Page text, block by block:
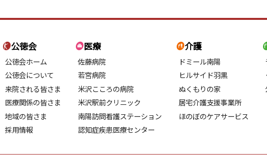
公徳会
公徳会ホーム
公徳会について
来院される皆さま
医療関係の皆さま
地域の皆さま
採用情報
医療
佐藤病院
若宮病院
米沢こころの病院
米沢駅前クリニック
南陽訪問看護ステーション
認知症疾患医療センター
介護
ドミール南陽
ヒルサイド羽黒
ぬくもりの家
居宅介護支援事業所
ほのぼのケアサービス